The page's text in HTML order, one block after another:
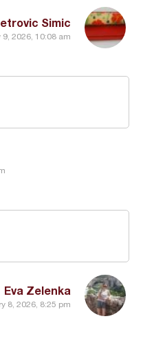
Simic
9, 2026, 10:08 am
Eva Zelenka
8, 2026, 8:25 pm